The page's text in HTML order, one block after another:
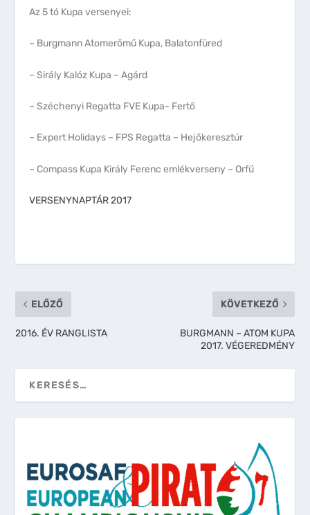
Az 5 tó Kupa versenyei:
– Burgmann Atomerőmű Kupa, Balatonfüred
– Sirály Kalóz Kupa – Agárd
– Széchenyi Regatta FVE Kupa- Fertő
– Expert Holidays – FPS Regatta – Hejőkeresztúr
– Compass Kupa Király Ferenc emlékverseny – Orfű
VERSENYNAPTÁR 2017
ELŐZŐ
2016. ÉV RANGLISTA
KÖVETKEZŐ
BURGMANN – ATOM KUPA
2017. VÉGEREDMÉNY